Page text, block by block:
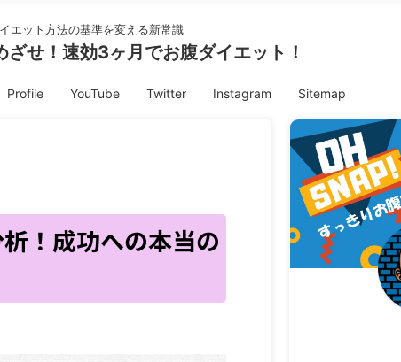
エット方法の基準を変える新常識
ざせ！速効3ヶ月でお腹ダイエット！
Profile YouTube Twitter Instagram Sitemap
！成功への本当の